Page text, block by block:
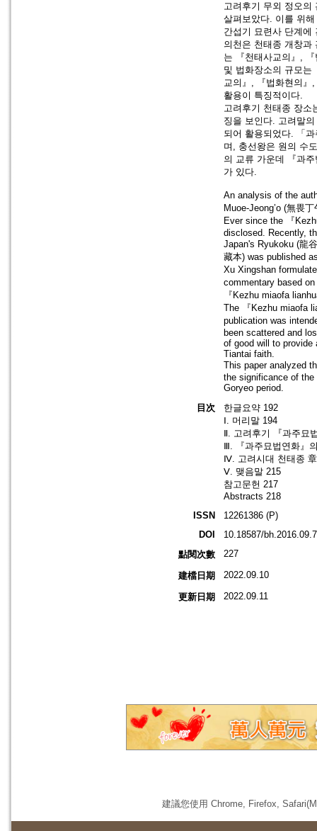
고려후기 무외 정오의
살펴보았다. 이를 위
간섭기 묘련사 단계에
의천은 천태종 개창과
는 『천태사교의』,
및 법화장소의 규모는
교의』, 『법화현의』
활용이 특징적이다.
고려후기 천태종 장소
징을 보인다. 고려말
되어 활용되었다. 「
며, 충선왕은 원의 수
의 교류 가운데 『과
가 있다.
An analysis of the
Muoe-Jeong’o (無畏
Ever since the 『
disclosed. Recently,
Japan's Ryukoku (龍
藏本) was published
Xu Xingshan
commentary based
『Kezhu miaofa
The 『Kezhu miaofa
publication was
been scattered and
of good will to
Tiantai faith.
This paper analyzed
the significance of the
Goryeo period.
目次
한글요약 192
Ⅰ. 머리말 194
Ⅱ. 고려후기 『과주묘
Ⅲ. 『과주묘법연화』
Ⅳ. 고려시대 천태종
Ⅴ. 맺음말 215
참고문헌 217
Abstracts 218
ISSN
12261386 (P)
DOI
10.18587/
點閱次數
227
建檔日期 2022.09.10
更新日期 2022.09.11
建議您使用 Chrome, Firefox,